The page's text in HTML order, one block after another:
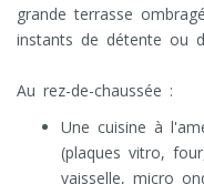
grande terrasse
instants de détente ou
Au rez-de-chaussée :
Une cuisine à
(plaques vitro,
vaisselle, micro